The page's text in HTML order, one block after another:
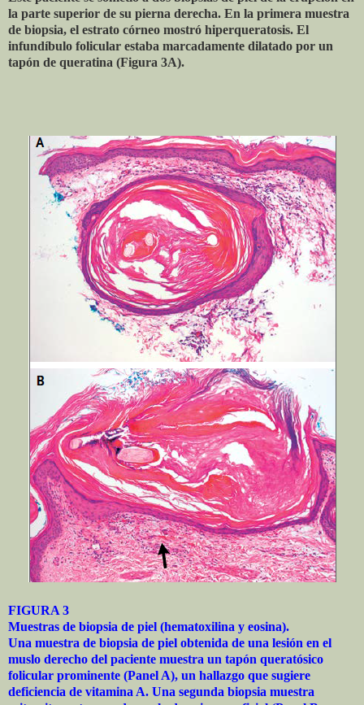
la parte superior de su pierna derecha. En la primera muestra
de biopsia, el estrato córneo mostró hiperqueratosis. El
infundíbulo folicular estaba marcadamente dilatado por un
tapón de queratina (Figura 3A).
FIGURA 3
Muestras de biopsia de piel (hematoxilina y eosina).
Una muestra de biopsia de piel obtenida de una lesión en el
muslo derecho del paciente muestra un tapón queratósico
folicular prominente (Panel A), un hallazgo que sugiere
deficiencia de vitamina A. Una segunda biopsia muestra